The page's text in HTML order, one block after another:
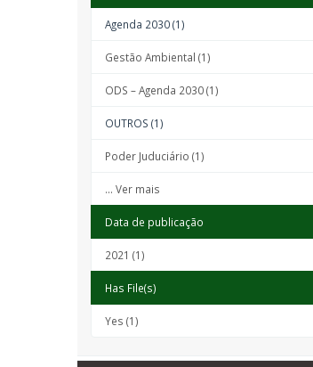
Agenda 2030 (1)
Gestão Ambiental (1)
ODS – Agenda 2030 (1)
OUTROS (1)
Poder Juduciário (1)
... Ver mais
Data de publicação
2021 (1)
Has File(s)
Yes (1)